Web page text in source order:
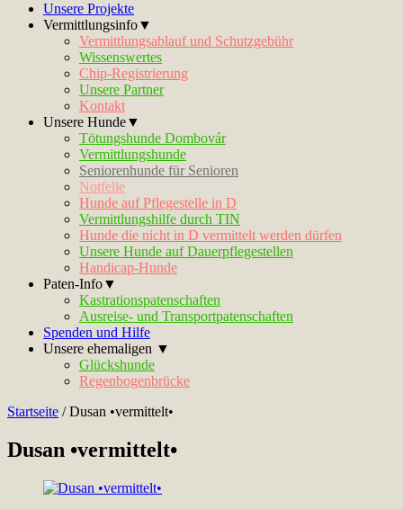
Unsere Projekte
Vermittlungsinfo▼
Vermittlungsablauf und Schutzgebühr
Wissenswertes
Chip-Registrierung
Unsere Partner
Kontakt
Unsere Hunde▼
Tötungshunde Dombovár
Vermittlungshunde
Seniorenhunde für Senioren
Notfelle
Hunde auf Pflegestelle in D
Vermittlungshilfe durch TIN
Hunde die nicht in D vermittelt werden dürfen
Unsere Hunde auf Dauerpflegestellen
Handicap-Hunde
Paten-Info▼
Kastrationspatenschaften
Ausreise- und Transportpatenschaften
Spenden und Hilfe
Unsere ehemaligen ▼
Glückshunde
Regenbogenbrücke
Startseite /Dusan •vermittelt•
Dusan •vermittelt•